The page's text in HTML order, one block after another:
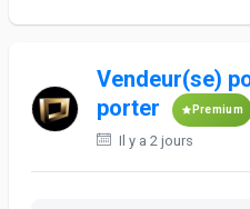
Vendeur(se)
porter
Premium
Il y a 2 jours